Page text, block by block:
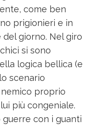
come ben
prigionieri e in
del giorno. Nel giro
si sono
logica bellica (e
scenario
proprio
più congeniale.
con i guanti